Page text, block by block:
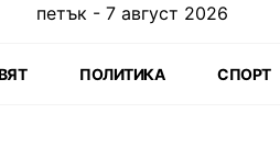
петък - 7 август 2026
ПОЛИТИКА СПОРТ